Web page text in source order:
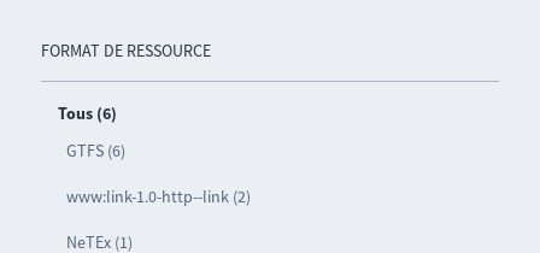
FORMAT DE RESSOURCE
Tous (6)
GTFS (6)
www:link-1.0-http--link (2)
NeTEx (1)